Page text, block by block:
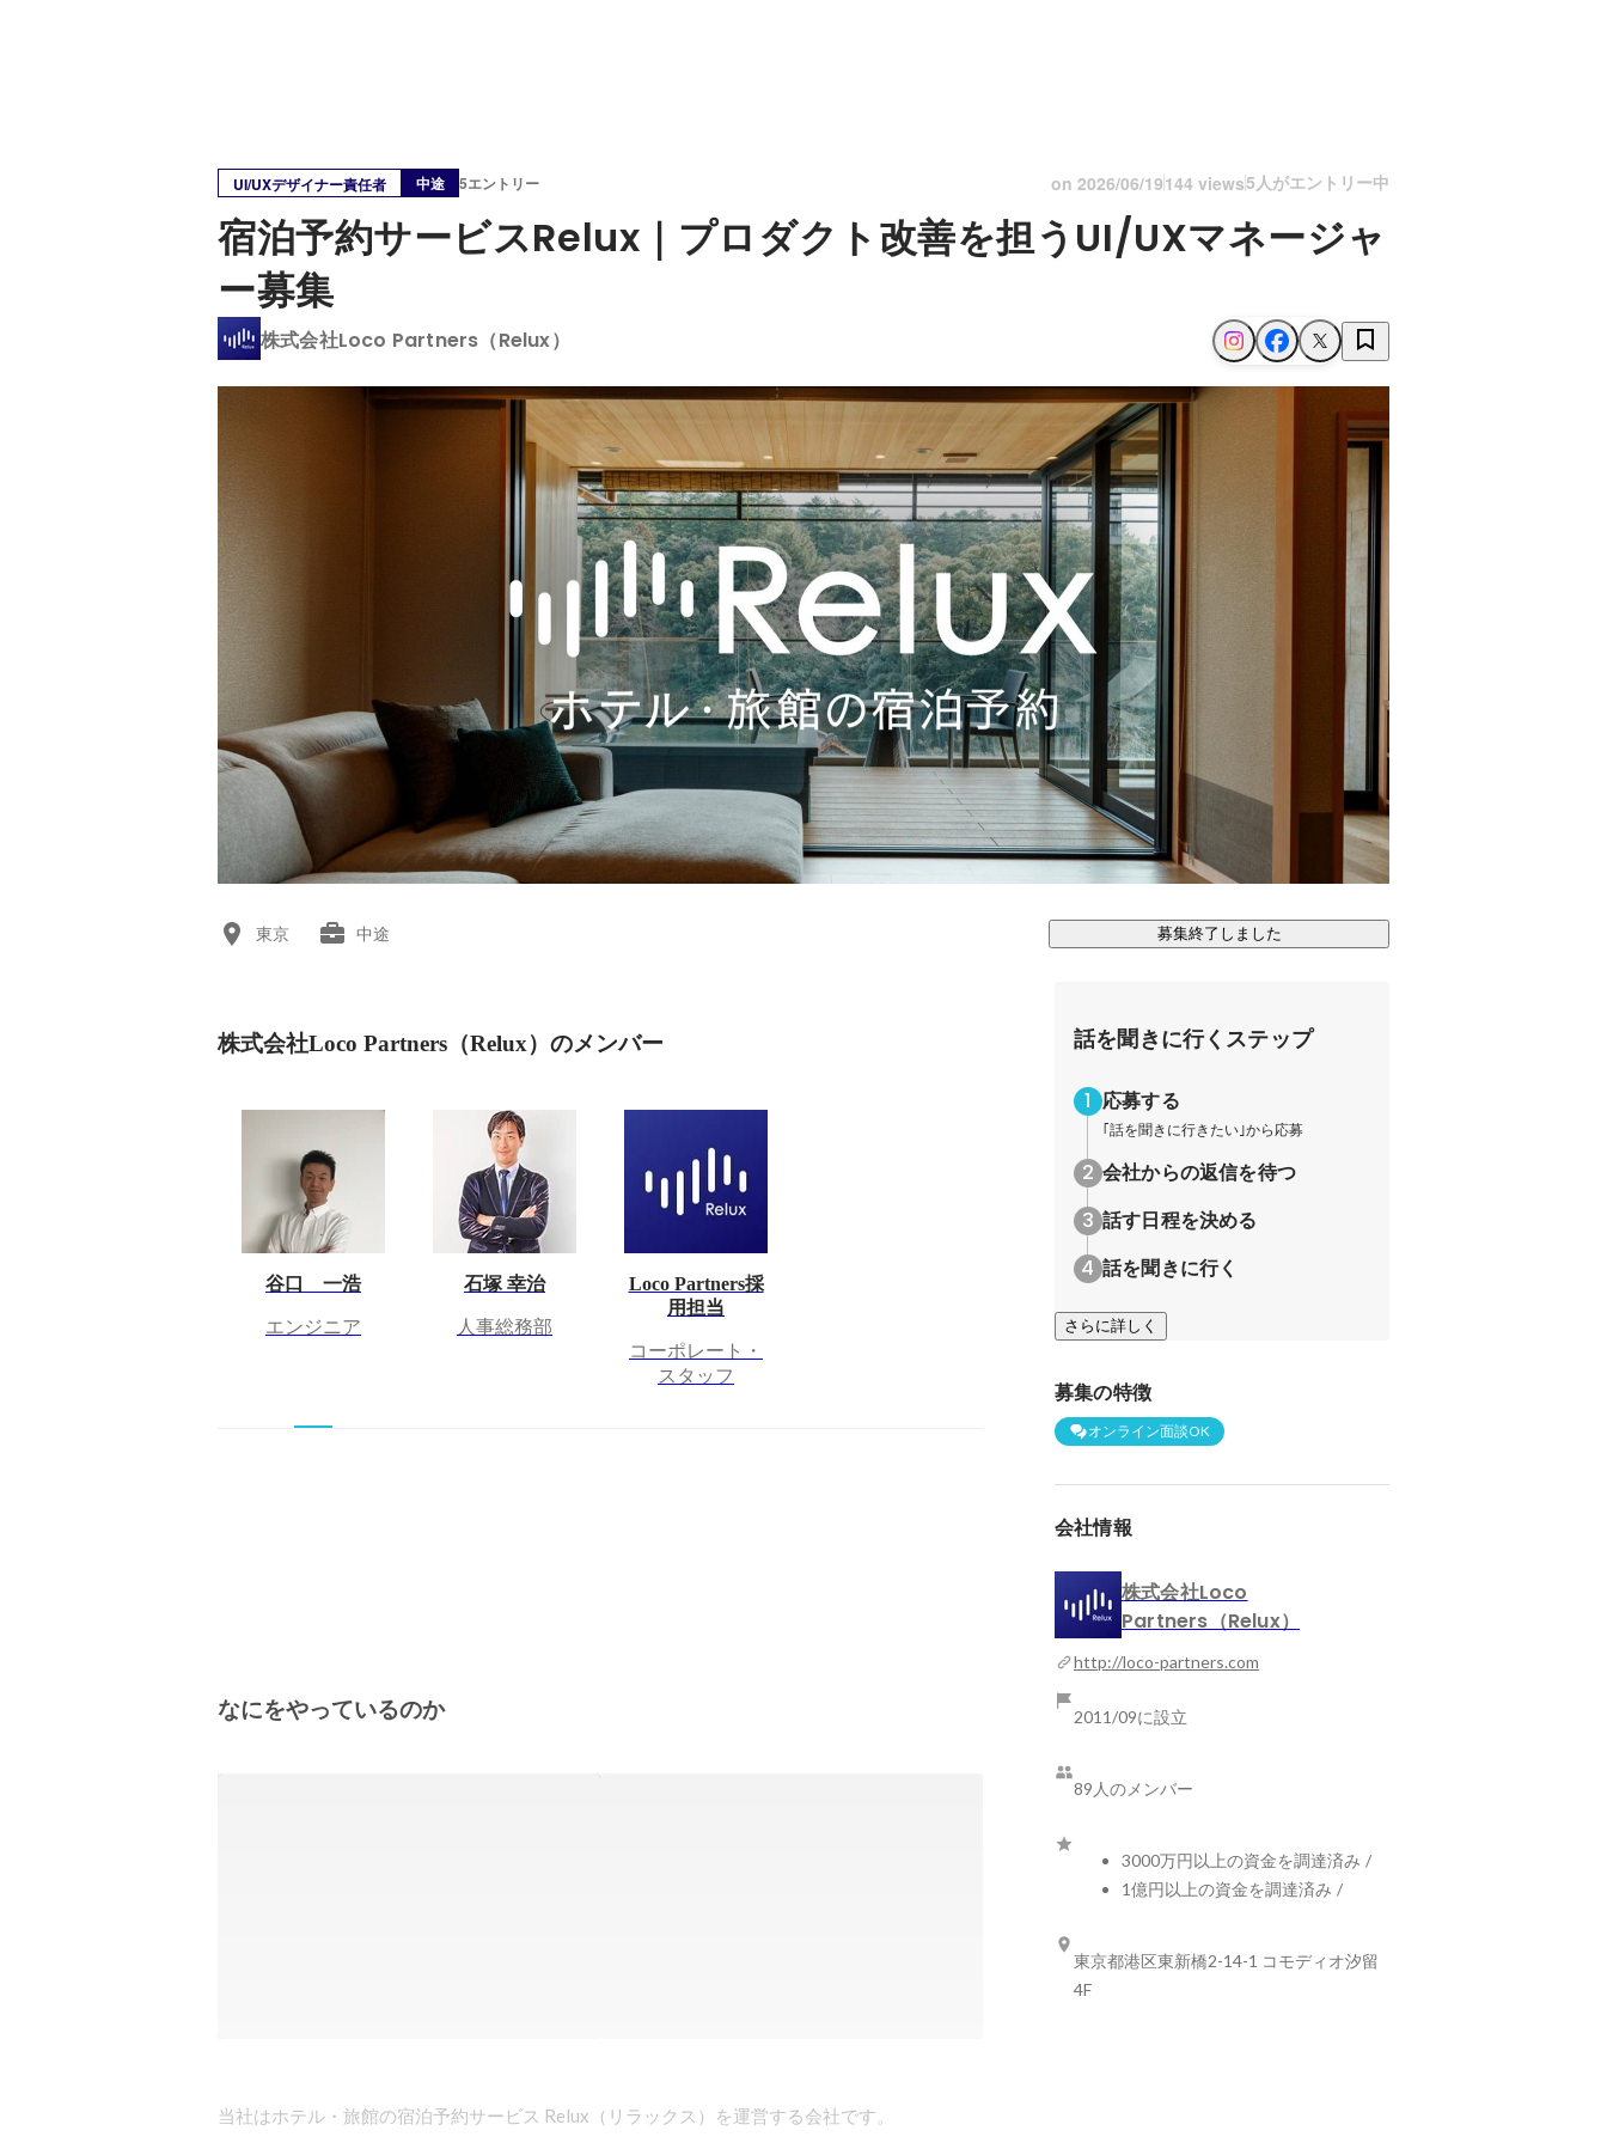
UI/UXデザイナー責任者 中途 5エントリー on 2026/06/19144 views5人がエントリー中
宿泊予約サービスRelux｜プロダクト改善を担うUI/UXマネージャ
ー募集
株式会社Loco Partners（Relux）
東京 中途 募集終了しました
株式会社Loco Partners（Relux）のメンバー
谷口 一浩
エンジニア
石塚 幸治
人事総務部
Loco Partners採
用担当
コーポレート・
スタッフ
なにをやっているのか
当社はホテル・旅館の宿泊予約サービス Relux（リラックス）を運営する会社です。
話を聞きに行くステップ
応募する
｢話を聞きに行きたい｣から応募
会社からの返信を待つ
話す日程を決める
話を聞きに行く
さらに詳しく
募集の特徴
オンライン面談OK
会社情報
株式会社Loco
Partners（Relux）
http://loco-partners.com
2011/09に設立
89人のメンバー
3000万円以上の資金を調達済み /
1億円以上の資金を調達済み /
東京都港区東新橋2-14-1 コモディオ汐留
4F